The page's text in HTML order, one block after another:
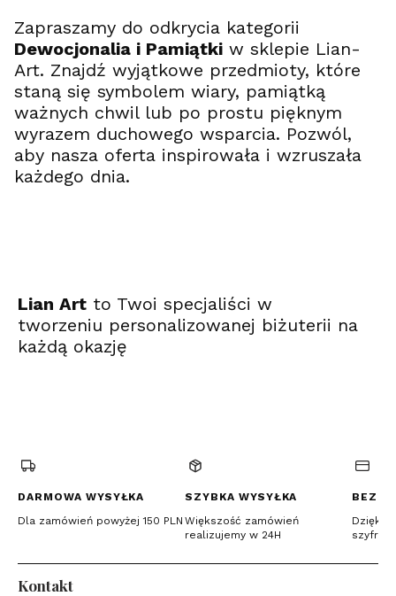
Zapraszamy do odkrycia kategorii
Dewocjonalia i Pamiątki w sklepie Lian-
Art. Znajdź wyjątkowe przedmioty, które
staną się symbolem wiary, pamiątką
ważnych chwil lub po prostu pięknym
wyrazem duchowego wsparcia. Pozwól,
aby nasza oferta inspirowała i wzruszała
każdego dnia.
Lian Art to Twoi specjaliści w
tworzeniu personalizowanej biżuterii na
każdą okazję
karcie)
nowej
karcie)
nowej
karcie)
DARMOWA WYSYŁKA
Dla zamówień powyżej 150 PLN
SZYBKA WYSYŁKA
Większość zamówień
realizujemy w 24H
Dzięki
Kontakt